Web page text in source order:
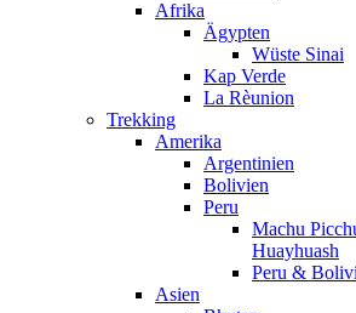
Afrika
Ägypten
Wüste Sinai
Kap Verde
La Rèunion
Trekking
Amerika
Argentinien
Bolivien
Peru
Machu
Huayhuash
Peru &
Asien